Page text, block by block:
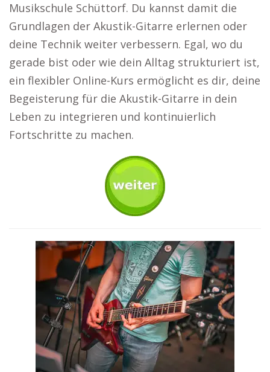
Musikschule Schüttorf. Du kannst damit die
Grundlagen der Akustik-Gitarre erlernen oder
deine Technik weiter verbessern. Egal, wo du
gerade bist oder wie dein Alltag strukturiert ist,
ein flexibler Online-Kurs ermöglicht es dir, deine
Begeisterung für die Akustik-Gitarre in dein
Leben zu integrieren und kontinuierlich
Fortschritte zu machen.